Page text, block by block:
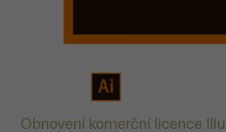
Obnovení komerční licence